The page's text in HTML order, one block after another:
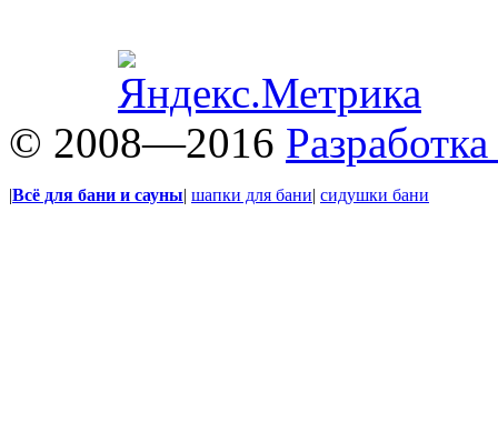
© 2008—2016
|Всё для бани и сауны| шапки для бани| сидушки бани